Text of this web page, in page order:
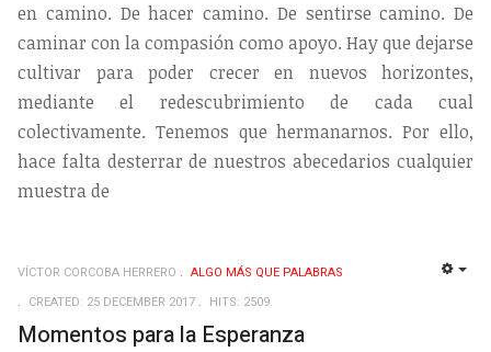
en camino. De hacer camino. De sentirse camino. De
caminar con la compasión como apoyo. Hay que dejarse
cultivar para poder crecer en nuevos horizontes,
mediante el redescubrimiento de cada cual
colectivamente. Tenemos que hermanarnos. Por ello,
hace falta desterrar de nuestros abecedarios cualquier
muestra de
VÍCTOR CORCOBA HERRERO
ALGO MÁS QUE PALABRAS
CREATED: 25 DECEMBER 2017
HITS: 2509
Momentos para la Esperanza